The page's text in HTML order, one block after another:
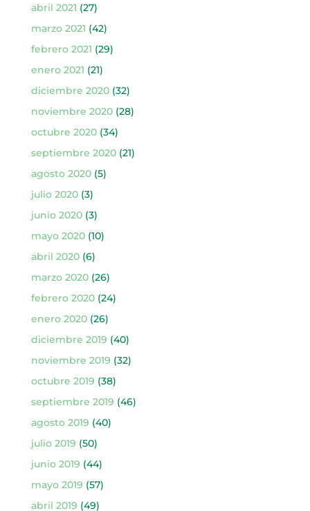
abril 2021 (27)
marzo 2021 (42)
febrero 2021 (29)
enero 2021 (21)
diciembre 2020(32)
noviembre 2020(28)
octubre 2020(34)
septiembre 2020(21)
agosto 2020(5)
julio 2020(3)
junio 2020(3)
mayo 2020(10)
abril 2020(6)
marzo 2020(26)
febrero 2020(24)
enero 2020(26)
diciembre 2019 (40)
noviembre 2019 (32)
octubre 2019 (38)
septiembre 2019 (46)
agosto 2019 (40)
julio 2019 (50)
junio 2019 (44)
mayo 2019 (57)
abril 2019 (49)